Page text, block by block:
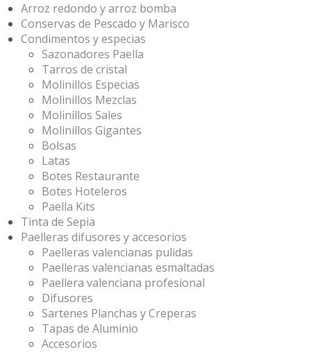
Arroz redondo y arroz bomba
Conservas de Pescado y Marisco
Condimentos y especias
Sazonadores Paella
Tarros de cristal
Molinillos Especias
Molinillos Mezclas
Molinillos Sales
Molinillos Gigantes
Bolsas
Latas
Botes Restaurante
Botes Hoteleros
Paella Kits
Tinta de Sepia
Paelleras difusores y accesorios
Paelleras valencianas pulidas
Paelleras valencianas esmaltadas
Paellera valenciana profesional
Difusores
Sartenes Planchas y Creperas
Tapas de Aluminio
Accesorios